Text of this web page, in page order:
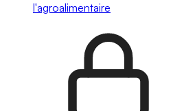
l'agroalimentaire